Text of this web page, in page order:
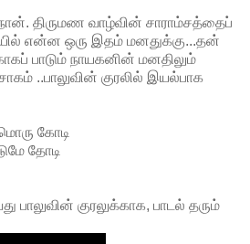
நான். திருமண வாழ்வின் சாராம்சத்தைப்
என்ன ஒரு இதம் மனதுக்கு...தன்
பாடும் நாயகனின் மனதிலும்
..பாலுவின் குரலில் இயல்பாக
கோடி
தோடி
பாலுவின் குரலுக்காக, பாடல் தரும்